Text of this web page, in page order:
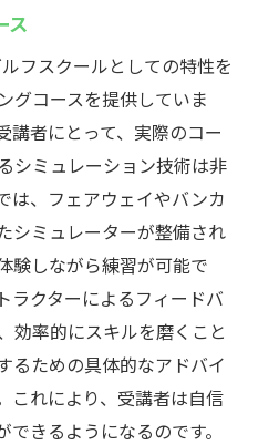
ス
ルフスクールとしての特性を
グコースを提供していま
講者にとって、実際のコー
シミュレーション技術は非
は、フェアウェイやバンカ
シミュレーターが整備され
験しながら練習が可能で
ラクターによるフィードバ
効率的にスキルを磨くこと
るための具体的なアドバイ
これにより、受講者は自信
きるようになるのです。